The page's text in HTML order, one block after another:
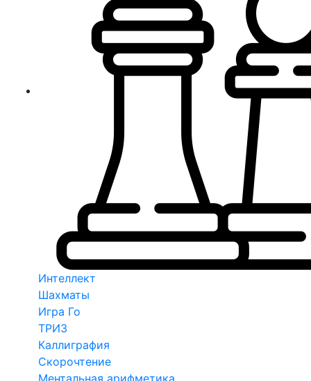
Интеллект
Шахматы
Игра Го
ТРИЗ
Каллиграфия
Скорочтение
Ментальная арифметика